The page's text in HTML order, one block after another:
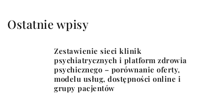
Ostatnie wpisy
Zestawienie sieci klinik
psychiatrycznych i platform zdrowia
psychicznego – porównanie oferty,
modelu usług, dostępności online i
grupy pacjentów